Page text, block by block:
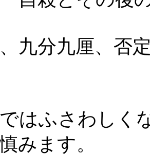
九分九厘、否
はふさわしく
みます。